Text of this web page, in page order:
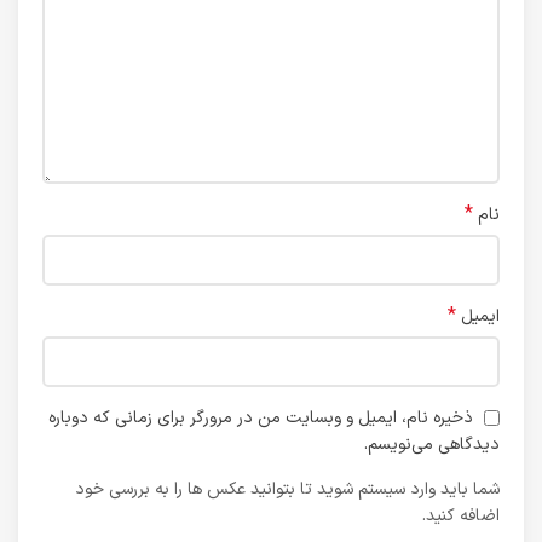
نام *
ایمیل *
ذخیره نام، ایمیل و وبسایت من در مرورگر برای زمانی که دوباره
دیدگاهی می‌نویسم.
شما باید وارد سیستم شوید تا بتوانید عکس ها را به بررسی خود
اضافه کنید.